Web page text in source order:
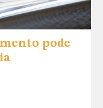
pode